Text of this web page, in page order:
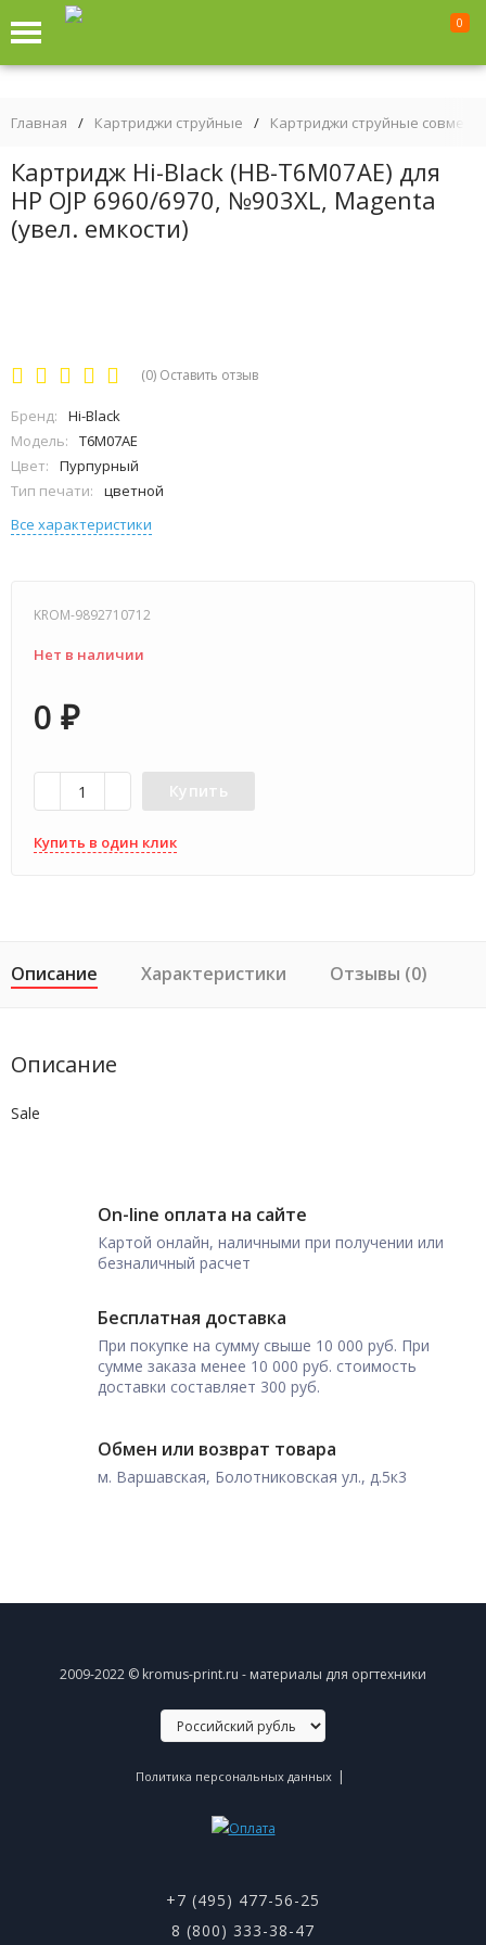
0
Главная / Картриджи струйные / Картриджи струйные
Картридж Hi-Black (HB-T6M07AE) для
HP OJP 6960/6970, №903XL, Magenta
(увел. емкости)
(0) Оставить отзыв
Бренд:
Hi-Black
Модель:
T6M07AE
Цвет:
Пурпурный
Тип печати:
цветной
Все характеристики
KROM-9892710712
Нет в наличии
0 ₽
Купить
Купить в один клик
Описание Характеристики Отзывы (0)
Описание
Sale
On-line оплата на сайте
Картой онлайн, наличными при получении или
безналичный расчет
Бесплатная доставка
При покупке на сумму свыше 10 000 руб. При
сумме заказа менее 10 000 руб. стоимость
доставки составляет 300 руб.
Обмен или возврат товара
м. Варшавская, Болотниковская ул., д.5к3
2009-2022 © kromus-print.ru - материалы для оргтехники
Политика персональных данных |
+7 (495) 477-56-25
8 (800) 333-38-47